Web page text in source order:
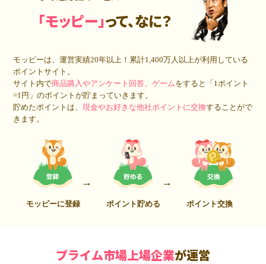
「モッピー」って、なに？
モッピーは、運営実績20年以上！累計1,400万人 以上が利用している
ポイントサイト。
サイト内で商品購入やアンケート回答、ゲームをすると「1ポイント
=1円」のポイントが貯まっていきます。
貯めたポイントは、現金やお好きな他社ポイントに交換することがで
きます。
モッピーに登録 ポイント貯める ポイント交換
プライム市場上場企業が運営